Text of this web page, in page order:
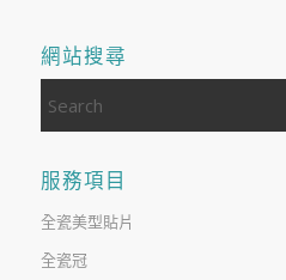
網站搜尋
服務項目
全瓷美型貼片
全瓷冠